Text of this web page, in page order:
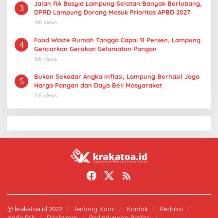
3
Jalan RA Basyid Lampung Selatan Banyak Berlubang,
DPRD Lampung Dorong Masuk Prioritas APBD 2027
198 Views
4
Food Waste Rumah Tangga Capai 11 Persen, Lampung
Gencarkan Gerakan Selamatan Pangan
188 Views
5
Bukan Sekadar Angka Inflasi, Lampung Berhasil Jaga
Harga Pangan dan Daya Beli Masyarakat
178 Views
@ krakatoa.id 2022 Tentang Kami Kontak
Redaksi